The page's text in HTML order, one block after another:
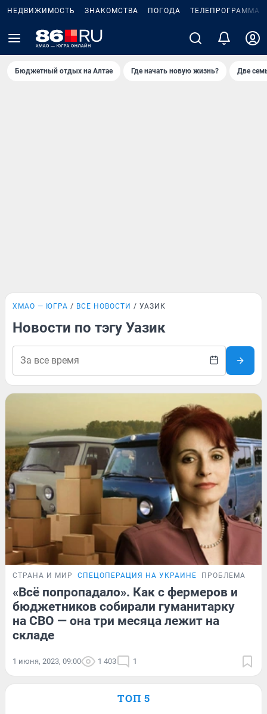
НЕДВИЖИМОСТЬ ЗНАКОМСТВА ПОГОДА ТЕЛЕПРОГРАММА
Бюджетный отдых на Алтае Где начать новую жизнь? Две
ХМАО — ЮГРА ВСЕ НОВОСТИ УАЗИК
Новости по тэгу Уазик
СТРАНА И МИР СПЕЦОПЕРАЦИЯ НА УКРАИНЕ ПРОБЛЕМА
«Всё попропадало». Как с фермеров и
бюджетников собирали гуманитарку
на СВО — она три месяца лежит на
складе
1 июня, 2023, 09:00 1 403 1
ТОП 5